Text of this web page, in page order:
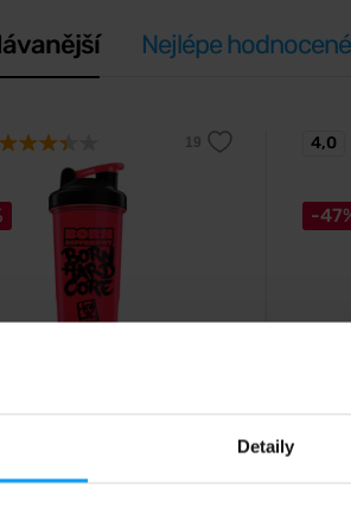
Detaily
Nejlépe hodnocené
Born Hardcore
-
Born
4,0